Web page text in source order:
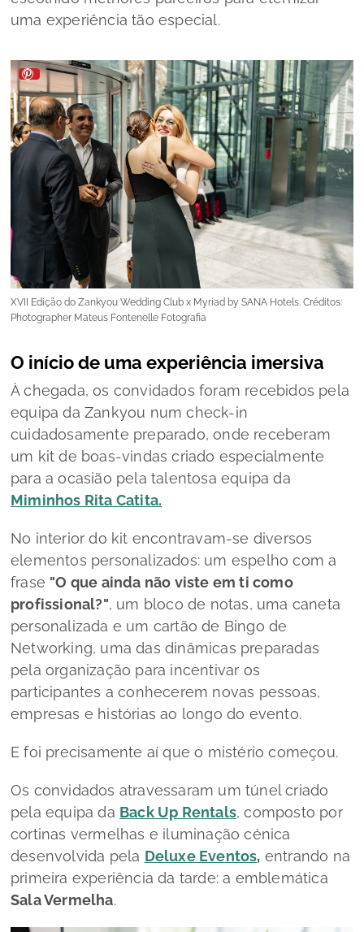
uma experiência tão especial.
XVII Edição do Zankyou Wedding Club x Myriad by SANA Hotels. Créditos:
Photographer Mateus Fontenelle Fotografia
O início de uma experiência imersiva
À chegada, os convidados foram recebidos pela
equipa da Zankyou num check-in
cuidadosamente preparado, onde receberam
um kit de boas-vindas criado especialmente
para a ocasião pela talentosa equipa da
Miminhos Rita Catita.
No interior do kit encontravam-se diversos
elementos personalizados: um espelho com a
frase "O que ainda não viste em ti como
profissional?", um bloco de notas, uma caneta
personalizada e um cartão de Bingo de
Networking, uma das dinâmicas preparadas
pela organização para incentivar os
participantes a conhecerem novas pessoas,
empresas e histórias ao longo do evento.
E foi precisamente aí que o mistério começou.
Os convidados atravessaram um túnel criado
pela equipa da Back Up Rentals, composto por
cortinas vermelhas e iluminação cénica
desenvolvida pela Deluxe Eventos, entrando na
primeira experiência da tarde: a emblemática
Sala Vermelha.